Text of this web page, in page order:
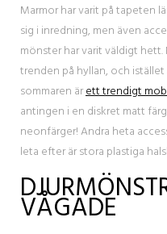
Marmor har varit på tapeten
sig i inredning, men även
mönster har varit väldigt
trenden på hyllan, och
sommaren ärett trendigt
antingen i en diskret matt
neonfärger! Andra heta
leta efter är stora plastiga
VÅGADE